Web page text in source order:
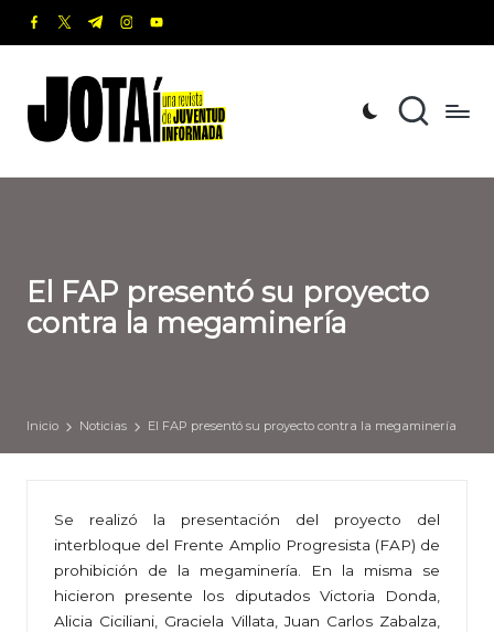
Saltar
contenido
facebook.com
twitter.com
t.me instagram.com
youtube.com
o
t
revista
de
Informada
El FAP presentó su proyecto
contra la megaminería
Inicio Noticias El FAP presentó su proyecto contra la megaminería
Se realizó la presentación del proyecto del
interbloque del Frente Amplio Progresista (FAP) de
prohibición de la megaminería. En la misma se
hicieron presente los diputados Victoria Donda,
Alicia Ciciliani, Graciela Villata, Juan Carlos Zabalza,